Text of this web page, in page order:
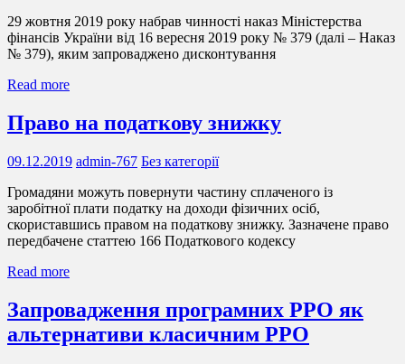
29 жовтня 2019 року набрав чинності наказ Міністерства
фінансів України від 16 вересня 2019 року № 379 (далі – Наказ
№ 379), яким запроваджено дисконтування
Read more
Право на податкову знижку
09.12.2019 admin-767 Без категорії
Громадяни можуть повернути частину сплаченого із
заробітної плати податку на доходи фізичних осіб,
скориставшись правом на податкову знижку. Зазначене право
передбачене статтею 166 Податкового кодексу
Read more
Запровадження програмних РРО як
альтернативи класичним РРО